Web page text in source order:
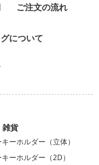
ご注文の流れ
について
雑貨
ーホルダー（立体）
ーホルダー（2D）